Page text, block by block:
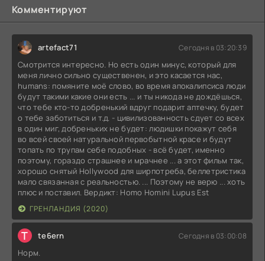
Комментируют
artefact71 Сегодня в 03:20:39
Смотрится интересно. Но есть один минус, который для
меня лично сильно существенен, и это касается нас,
humans: помяните моё слово, во время апокалипсиса люди
будут такими какие они есть ... и ты никода не дождёшься,
что тебе кто-то добренький вдруг подарит аптечку, будет
о тебе заботиться и т.д. - цивилизованность сдует со всех
в один миг, добреньких не будет: людишки покажут себя
во всей своей натуральной первобытной красе и будут
топать по трупам себе подобных - всё будет, именно
поэтому, гораздо страшнее и мрачнее ... а этот фильм так,
хорошо снятый Hollywood для ширпотреба, беллетристика
мало связанная с реальностью. ... Поэтому не верю ... хоть
плюс и поставил. Вердикт: Homo Homini Lupus Est
ГРЕНЛАНДИЯ (2020)
T te6ern Сегодня в 03:00:08
Норм.